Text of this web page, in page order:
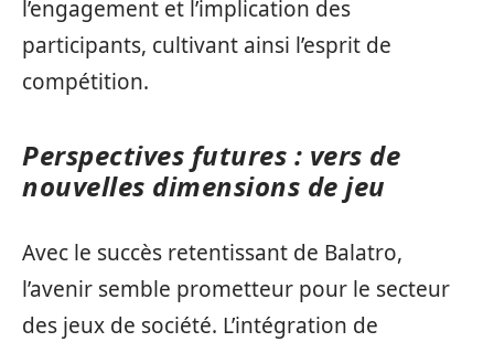
l’engagement et l’implication des
participants, cultivant ainsi l’esprit de
compétition.
Perspectives futures : vers de
nouvelles dimensions de jeu
Avec le succès retentissant de Balatro,
l’avenir semble prometteur pour le secteur
des jeux de société. L’intégration de